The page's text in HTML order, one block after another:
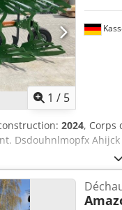
1 / 5
2024, Corps
Dsdouhnlmopfx Ahijck